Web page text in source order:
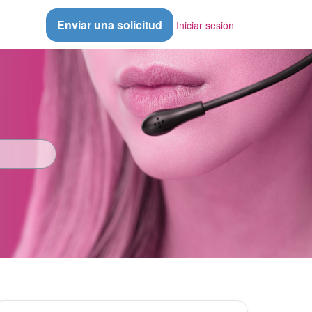
Enviar una solicitud Iniciar sesión